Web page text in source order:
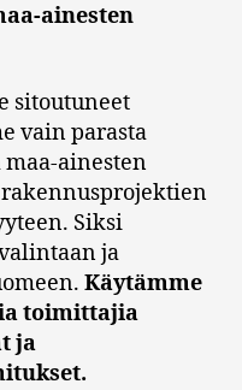
ainesten
sitoutuneet
vain parasta
ainesten
Siksi
ja
Käytämme
toimittajia
ja